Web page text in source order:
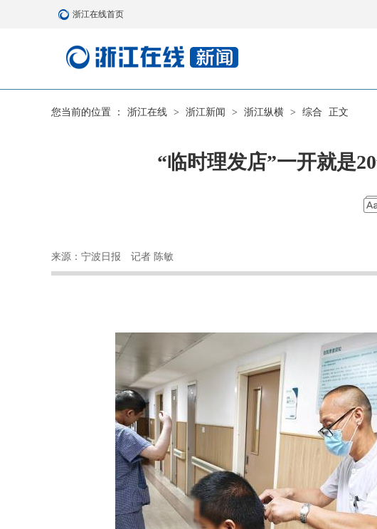
浙江在线首页
您当前的位置 ： 浙江在线 > 浙江新闻 > 浙江纵横 > 综合 正文
“临时理发店”一开就是
来源：宁波日报 记者 陈敏